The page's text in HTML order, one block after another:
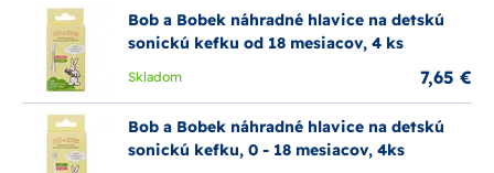
Bob a Bobek náhradné hlavice na detskú
sonickú kefku od 18 mesiacov, 4 ks
Skladom 7,65 €
Bob a Bobek náhradné hlavice na detskú
sonickú kefku, 0 - 18 mesiacov, 4ks